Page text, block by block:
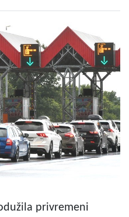
privremeni